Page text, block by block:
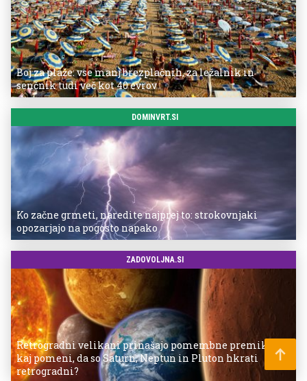
Boj za plaže: vse manj brezplačnih, za ležalnik in
senčnik tudi več kot 40 evrov
DOMINVRT.SI
Ko začne grmeti, naredite najprej to: strokovnjaki
opozarjajo na pogosto napako
ZADOVOLJNA.SI
Retrogradni velikani prinašajo pomembne premike –
kaj pomeni, da so Saturn, Neptun in Pluton hkrati
retrogradni?